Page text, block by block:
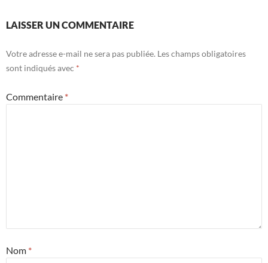
LAISSER UN COMMENTAIRE
Votre adresse e-mail ne sera pas publiée. Les champs obligatoires
sont indiqués avec *
Commentaire *
Nom *